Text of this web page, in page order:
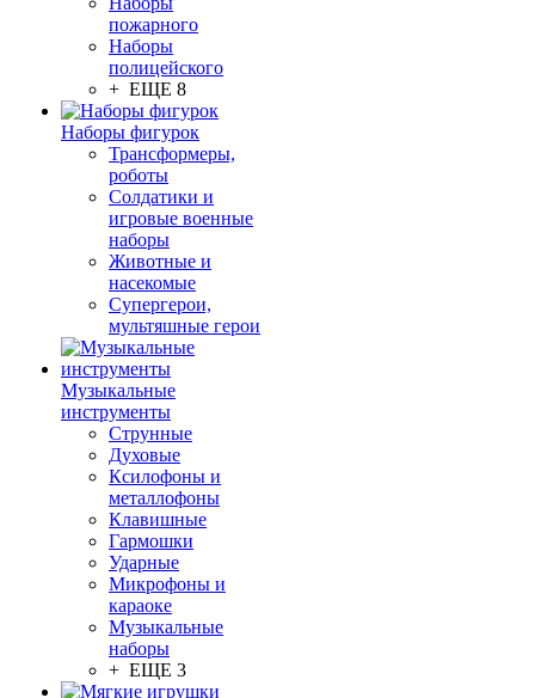
пожарного
Наборы
полицейского
+ ЕЩЕ 8
Наборы фигурок
Трансформеры,
роботы
Солдатики и
игровые военные
наборы
Животные и
насекомые
Супергерои,
мультяшные герои
Музыкальные
инструменты
Струнные
Духовые
Ксилофоны и
металлофоны
Клавишные
Гармошки
Ударные
Микрофоны и
караоке
Музыкальные
наборы
+ ЕЩЕ 3